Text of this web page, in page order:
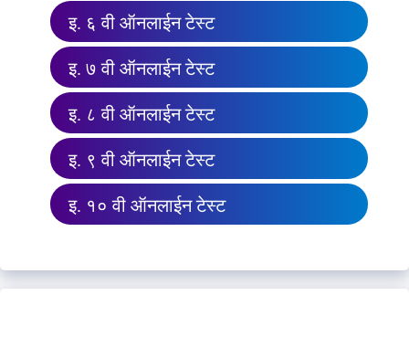
इ. ६ वी ऑनलाईन टेस्ट
इ. ७ वी ऑनलाईन टेस्ट
इ. ८ वी ऑनलाईन टेस्ट
इ. ९ वी ऑनलाईन टेस्ट
इ. १० वी ऑनलाईन टेस्ट